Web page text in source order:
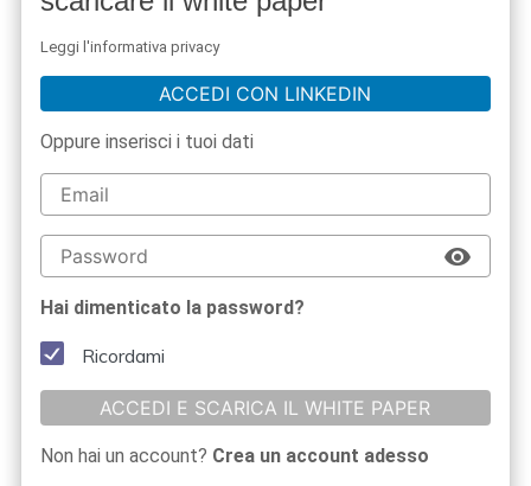
Leggi l'informativa privacy
ACCEDI CON LINKEDIN
Oppure inserisci i tuoi dati
Hai dimenticato la password?
Ricordami
ACCEDI E SCARICA IL WHITE PAPER
Non hai un account? Crea un account adesso